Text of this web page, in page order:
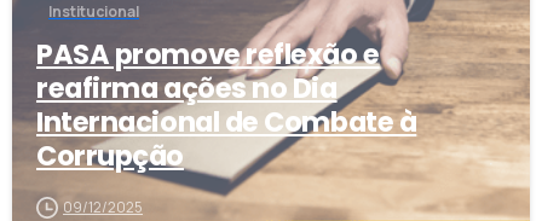
Institucional
PASA promove reflexão e
reafirma ações no Dia
Internacional de Combate à
Corrupção
09/12/2025